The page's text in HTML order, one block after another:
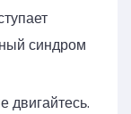
синдром
двигайтесь.